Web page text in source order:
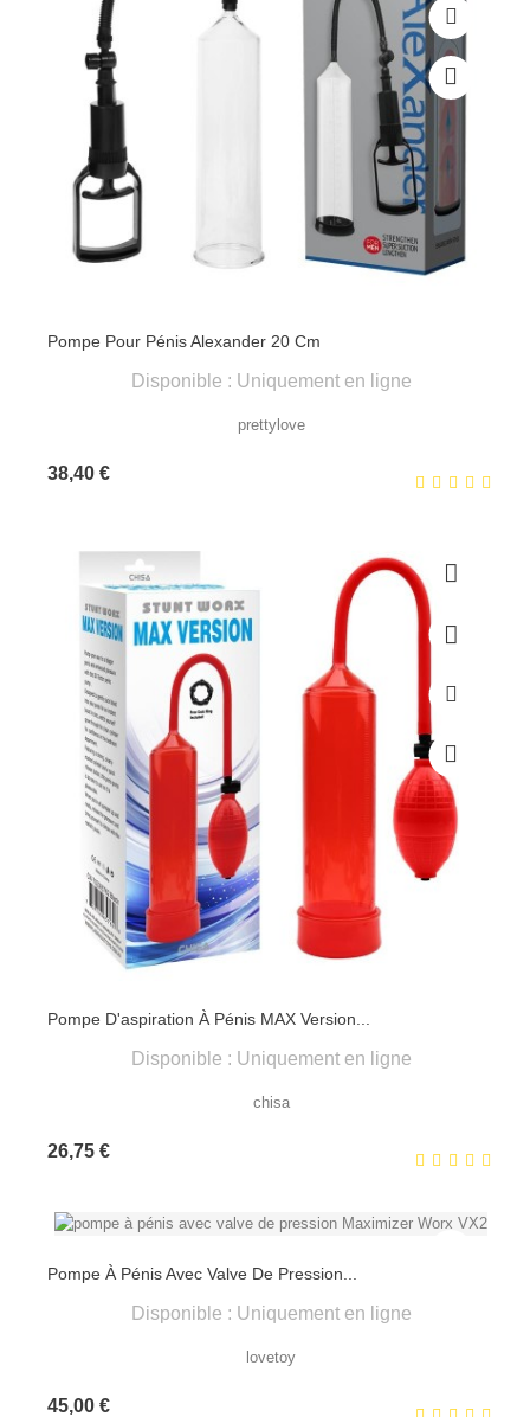
Pompe Pour Pénis Alexander 20 Cm
Disponible : Uniquement en ligne
prettylove
38,40 €Prix
Pompe D'aspiration À Pénis MAX Version...
Disponible : Uniquement en ligne
chisa
26,75 €Prix
Pompe À Pénis Avec Valve De Pression...
Disponible : Uniquement en ligne
lovetoy
45,00 €Prix